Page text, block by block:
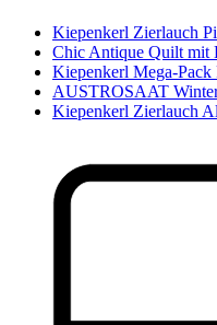
Kiepenkerl Zierlauch
Chic Antique Quilt mit
Kiepenkerl Mega-Pack
AUSTROSAAT
Kiepenkerl Zierlauch